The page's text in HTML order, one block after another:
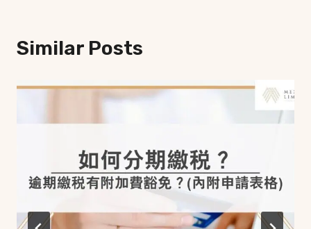
Similar Posts